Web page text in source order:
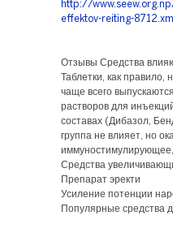
http://
effektov-reiting-8712.xml
Отзывы Средства
Таблетки, как
чаще всего
растворов для
составах (Дибазол,
группа не влияет, но
иммуностимулирующее,
Средства
Препарат эректи
Усиление потенции
Популярные средства